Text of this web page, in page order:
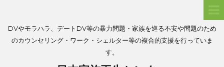
DVやモラハラ、デートDV等の暴力問題・家族を巡る不安や問題のため
のカウンセリング・ワーク・シェルター等の複合的支援を行っていま
す。